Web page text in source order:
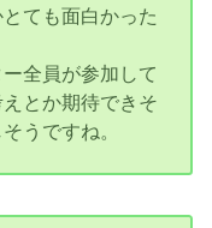
ても面白かった
全員が参加して
とか期待できそ
うですね。